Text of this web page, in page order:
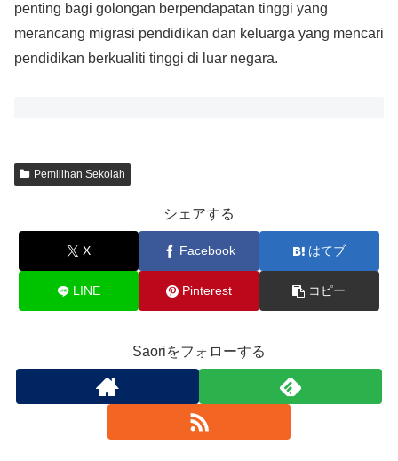
penting bagi golongan berpendapatan tinggi yang
merancang migrasi pendidikan dan keluarga yang mencari
pendidikan berkualiti tinggi di luar negara.
Pemilihan Sekolah
シェアする
X Facebook はてブ
LINE Pinterest コピー
Saoriをフォローする